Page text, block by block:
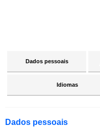
Dados pessoais
Idiomas
Dados pessoais